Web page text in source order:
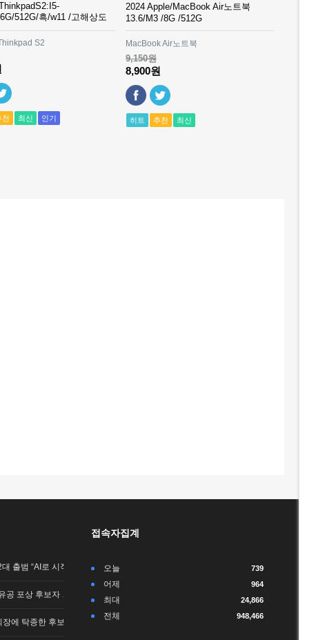
512G/흑/w11 /고해상도
S2
천 최신 인기
2024 Apple/MacBook Air노트북
13.6/M3 /8G /512G
MacBook Air노트북
9,150원
8,900원
히트 추천 최신
출범 “AI로 시작해…
공 포상 후보자 …
에 탁종한 후보가 당…
접속자집계
오늘 739
어제 964
최대 24,866
전체 948,466